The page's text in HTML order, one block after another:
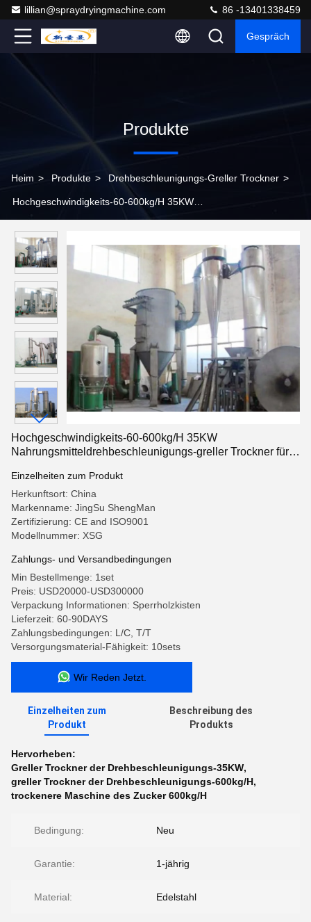
lillian@spraydryingmachine.com 86 -13401338459
Gespräch
Produkte
Heim > Produkte > Drehbeschleunigungs-Greller Trockner >
Hochgeschwindigkeits-60-600kg/H 35KW
Zucker
Hochgeschwindigkeits-60-600kg/H 35KW
Nahrungsmitteldrehbeschleunigungs-greller Trockner für
Einzelheiten zum Produkt
Herkunftsort: China
Markenname: JingSu ShengMan
Zertifizierung: CE and ISO9001
Modellnummer: XSG
Zahlungs- und Versandbedingungen
Min Bestellmenge: 1set
Preis: USD20000-USD300000
Verpackung Informationen: Sperrholzkisten
Lieferzeit: 60-90DAYS
Zahlungsbedingungen: L/C, T/T
Versorgungsmaterial-Fähigkeit: 10sets
Wir Reden Jetzt.
Einzelheiten zum
Produkt
Beschreibung des
Produkts
Hervorheben:
Greller Trockner der Drehbeschleunigungs-35KW,
greller Trockner der Drehbeschleunigungs-600kg/H,
trockenere Maschine des Zucker 600kg/H
Bedingung: Neu
Garantie: 1-jährig
Material: Edelstahl